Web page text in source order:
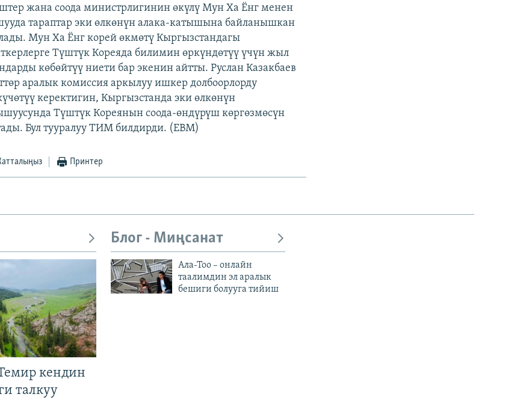
жана соода министрлигинин өкүлү Мун Ха Ёнг менен
тараптар эки өлкөнүн алака-катышына байланышкан
Мун Ха Ёнг корей өкмөтү Кыргызстандагы
Түштүк Кореяда билимин өркүндөтүү үчүн жыл
көбөйтүү ниети бар экенин айтты. Руслан Казакбаев
аралык комиссия аркылуу ишкер долбоорлорду
керектигин, Кыргызстанда эки өлкөнүн
Түштүк Кореянын соода-өндүрүш көргөзмөсүн
Бул тууралуу ТИМ билдирди. (EBM)
Принтер
кендин
талкуу
Блог - Миңсанат
Ала-Тоо – онлайн
таалимдин эл аралык
бешиги болууга тийиш